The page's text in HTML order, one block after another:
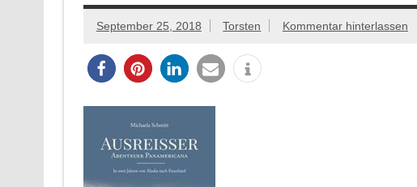
September 25, 2018 Torsten Kommentar hinterlassen